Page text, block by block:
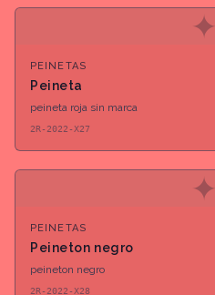
✦
PEINETAS
Peineta
peineta roja sin marca
2R-2022-X27
✦
PEINETAS
Peineton negro
peineton negro
2R-2022-X28